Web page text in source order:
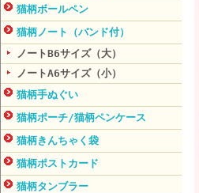
猫柄ボールペン
猫柄ノート（バンド付）
ノートB6サイズ（大）
ノートA6サイズ（小）
猫柄手ぬぐい
猫柄ポーチ/猫柄ペンケース
猫柄きんちゃく袋
猫柄ポストカード
猫柄タンブラー